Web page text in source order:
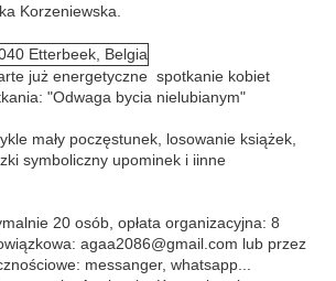
Etterbeek, Belgia
już energetyczne spotkanie kobiet
"Odwaga bycia nielubianym"
mały poczęstunek, losowanie książek,
symboliczny upominek i iinne
20 osób, opłata organizacyjna: 8
agaa2086@gmail.com lub przez
messanger, whatsapp...